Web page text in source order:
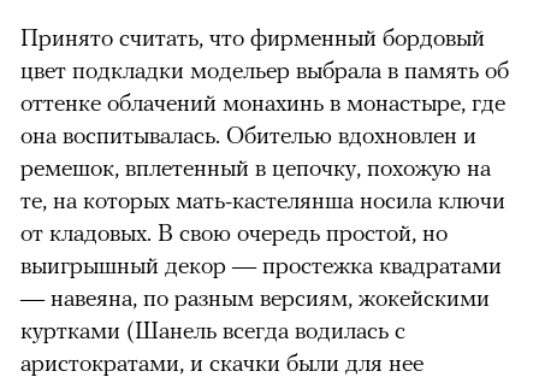
00:00 /00:00
Принято считать, что фирменный бордовый
цвет подкладки модельер выбрала в память об
оттенке облачений монахинь в монастыре, где
она воспитывалась. Обителью вдохновлен и
ремешок, вплетенный в цепочку, похожую на
те, на которых мать-кастелянша носила ключи
от кладовых. В свою очередь простой, но
выигрышный декор — простежка квадратами
— навеяна, по разным версиям, жокейскими
куртками (Шанель всегда водилась с
аристократами, и скачки были для нее